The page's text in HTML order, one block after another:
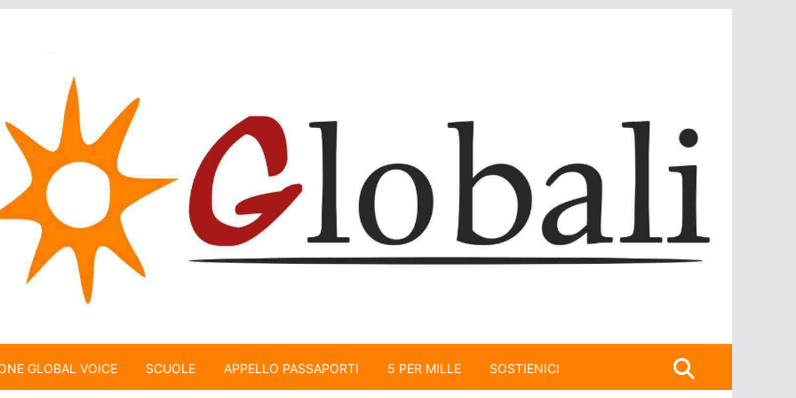
GLOBAL VOICE SCUOLE APPELLO PASSAPORTI 5 PER MILLE SOSTIENICI